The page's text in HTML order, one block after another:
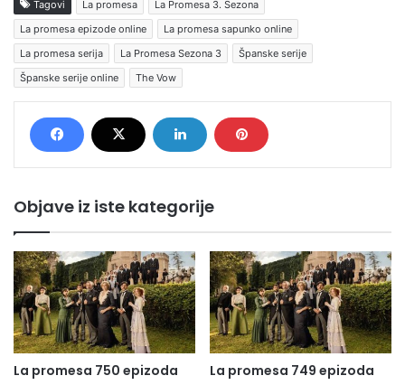
Tagovi La promesa
La Promesa 3. Sezona
La promesa epizode online
La promesa sapunko online
La promesa serija
La Promesa Sezona 3
Španske serije
Španske serije online
The Vow
Objave iz iste kategorije
La promesa 750 epizoda La promesa 749 epizoda